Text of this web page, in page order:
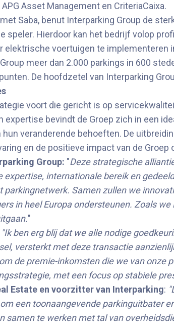
Asset Management en CriteriaCaixa.
Saba, benut Interparking Group de
speler. Hierdoor kan het bedrijf volop
elektrische voertuigen te implementeren
meer dan 2.000 parkings in 600
De hoofdzetel van Interparking
voort die gericht is op
bevindt de Groep zich in een
veranderende behoeften. De
en de positieve impact van de Groep
Group: "Deze strategische
expertise, internationale bereik en
Samen zullen we
in heel Europa ondersteunen. Zoals
"
"Ik ben erg blij dat we alle nodige
versterkt met deze transactie
de premie-inkomsten die we van onze
met een focus op stabiele
Estate en voorzitter van Interparking:
een toonaangevende parkinguitbater
samen te werken met tal van